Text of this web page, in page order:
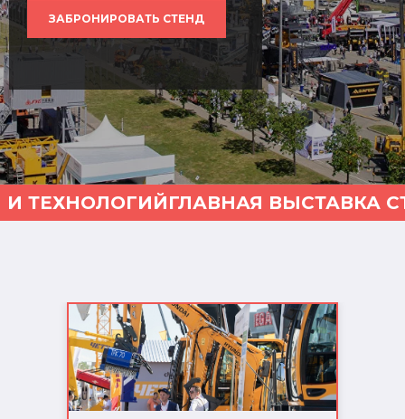
ЗАБРОНИРОВАТЬ СТЕНД
И ТЕХНОЛОГИЙГЛАВНАЯ ВЫСТАВКА